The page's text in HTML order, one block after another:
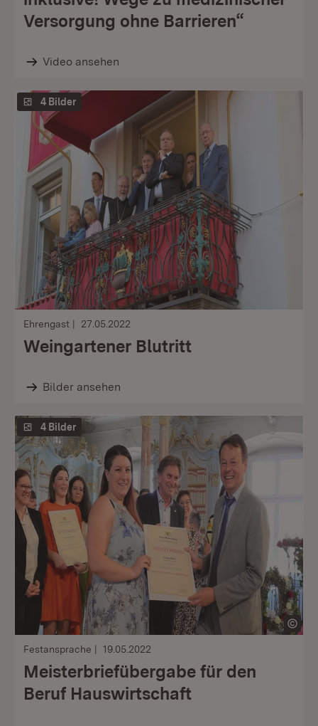
Versorgung ohne Barrieren“
Video ansehen
4 Bilder
Ehrengast 27.05.2022
Weingartener Blutritt
Bilder ansehen
4 Bilder
Festansprache 19.05.2022
Meisterbriefübergabe für den
Beruf Hauswirtschaft